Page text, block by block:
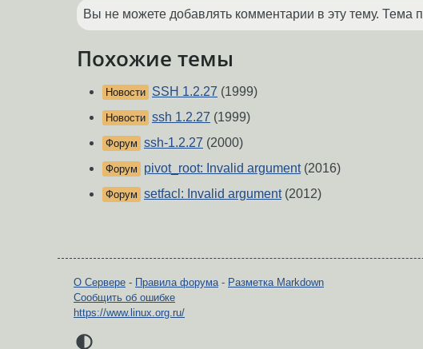
Вы не можете добавлять комментарии в эту тему. Тема
Похожие темы
Новости SSH 1.2.27 (1999)
Новости ssh 1.2.27 (1999)
Форум ssh-1.2.27 (2000)
Форум pivot_root: Invalid argument(2016)
Форум setfacl: Invalid argument(2012)
О Сервере - Правила форума- Разметка Markdown
Сообщить об ошибке
https://www.linux.org.ru/